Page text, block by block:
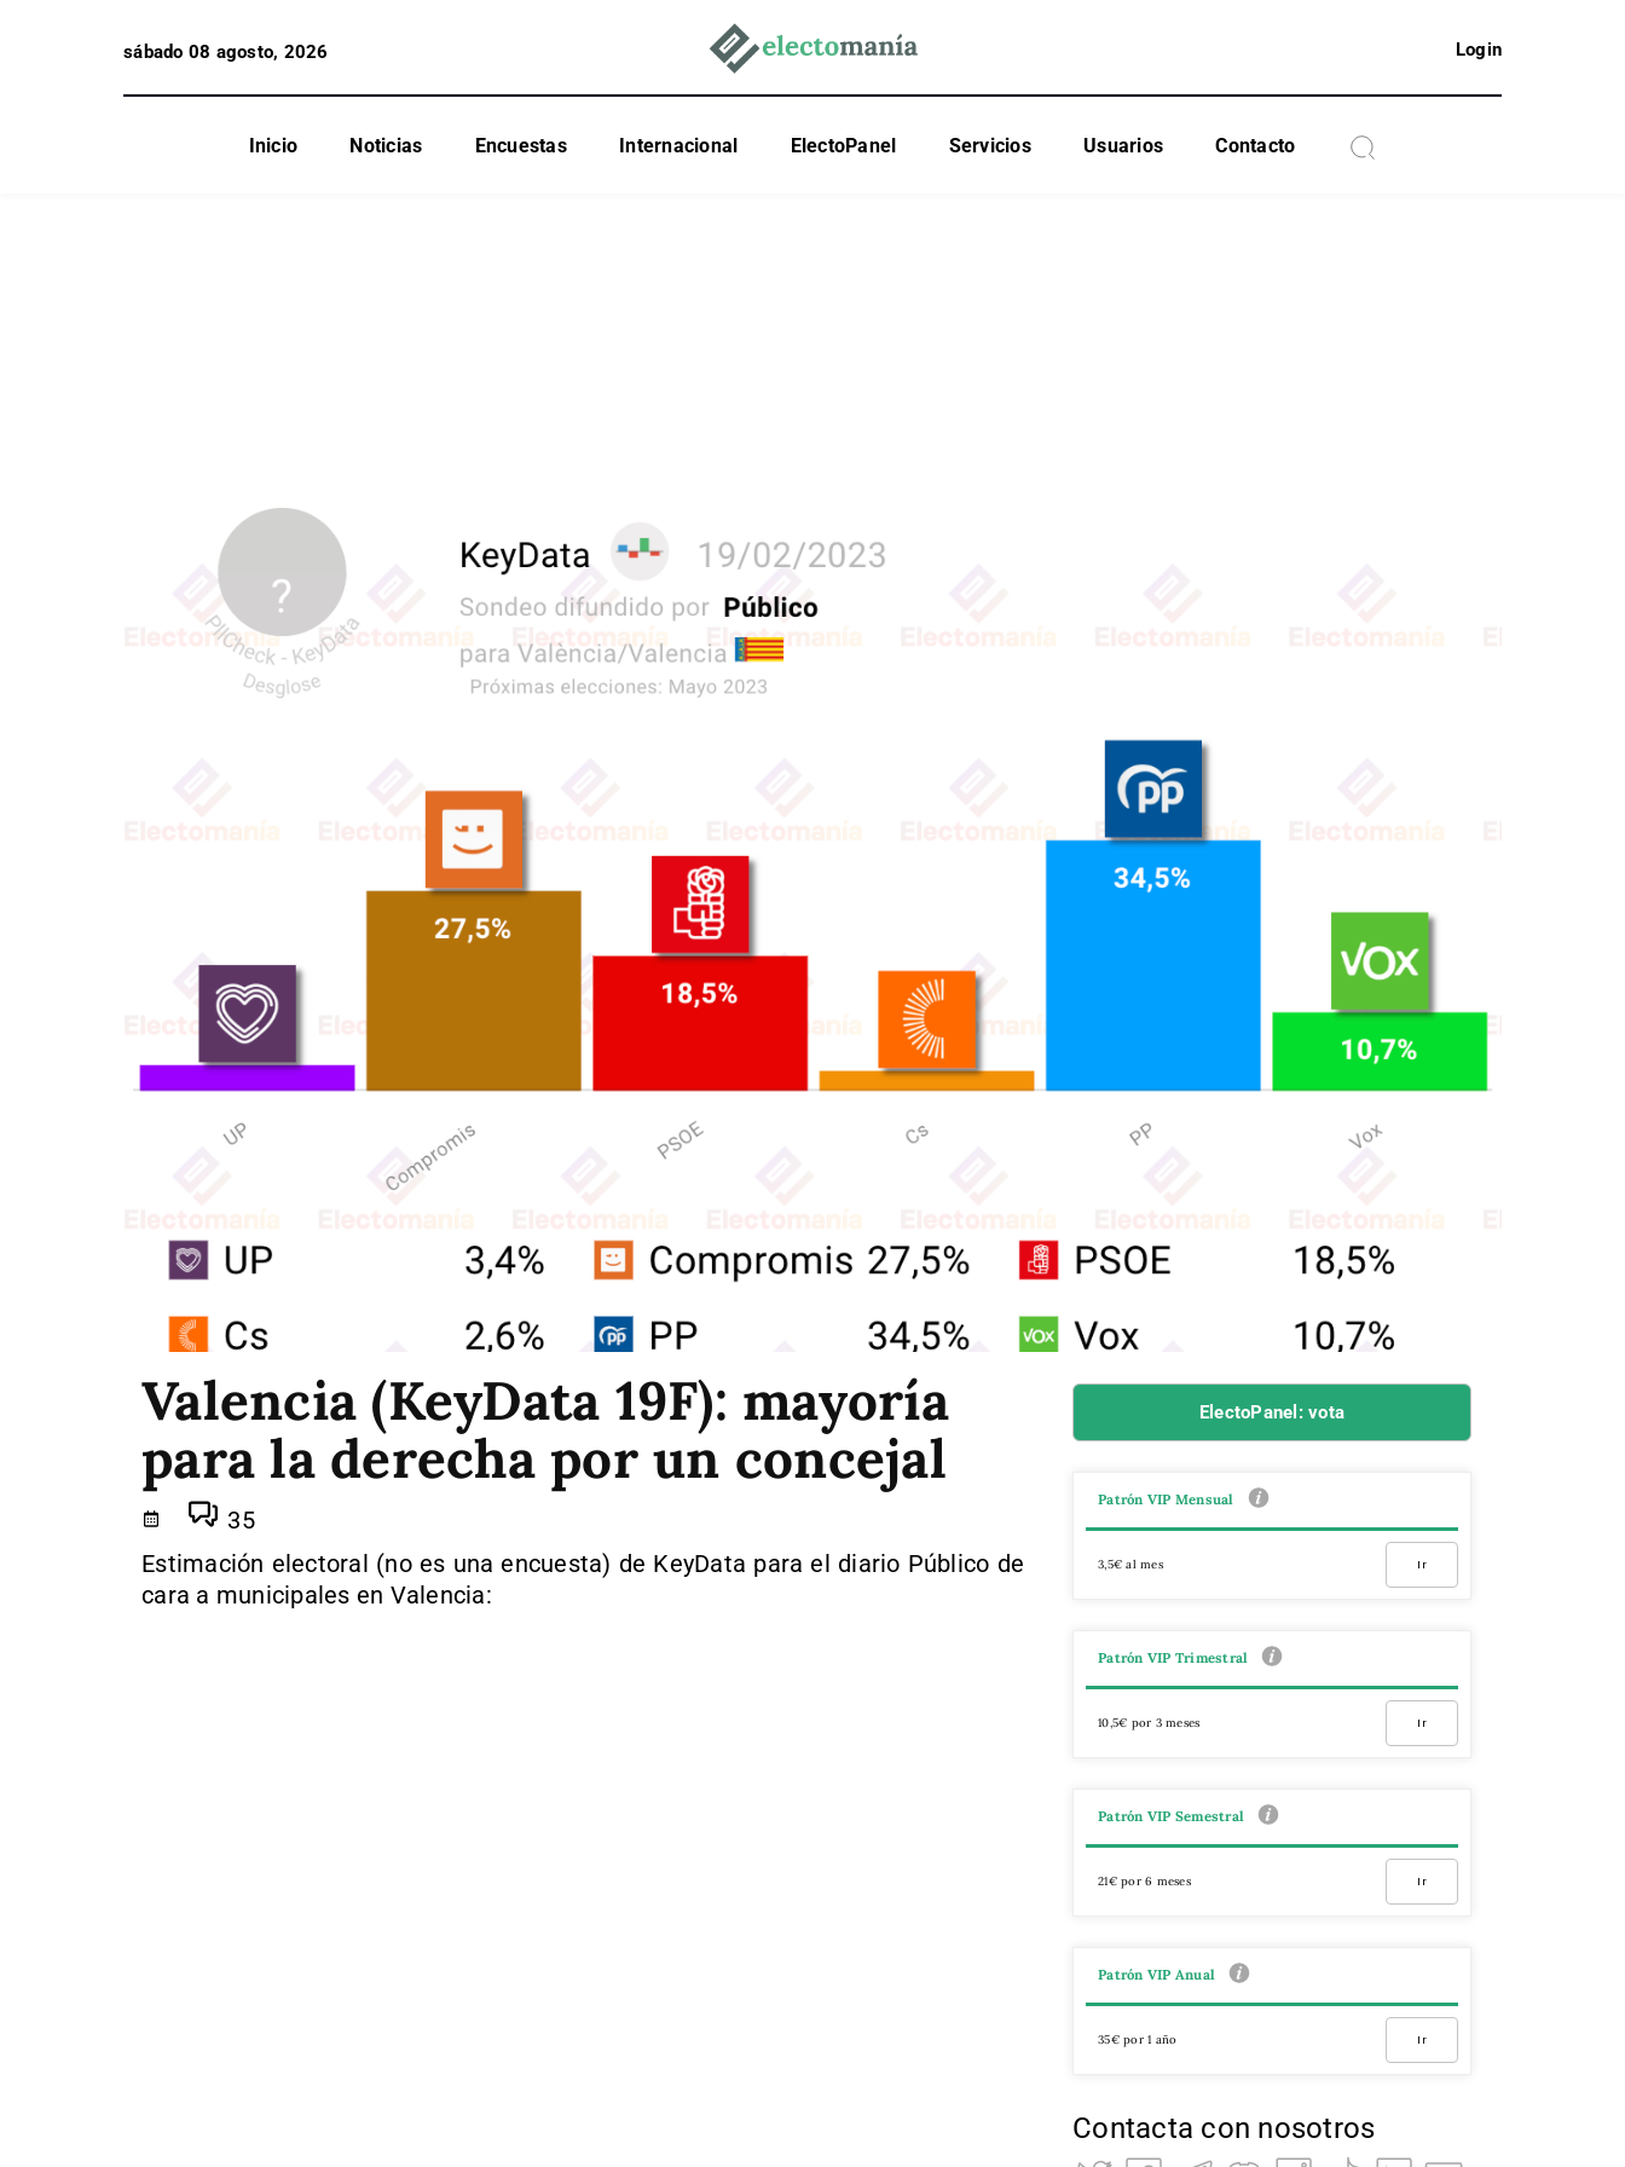
sábado 08 agosto, 2026 Login
Inicio Noticias Encuestas Internacional ElectoPanel Servicios Usuarios Contacto
Valencia (KeyData 19F): mayoría
para la derecha por un concejal
35
Estimación electoral (no es una encuesta) de KeyData para el diario Público de
cara a municipales en Valencia:
ElectoPanel: vota
Patrón VIP Mensual
3,5€ al mes Ir
Patrón VIP Trimestral
10,5€ por 3 meses Ir
Patrón VIP Semestral
21€ por 6 meses Ir
Patrón VIP Anual
35€ por 1 año Ir
Contacta con nosotros